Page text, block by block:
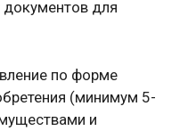
документов для
по форме
(минимум 5-
и